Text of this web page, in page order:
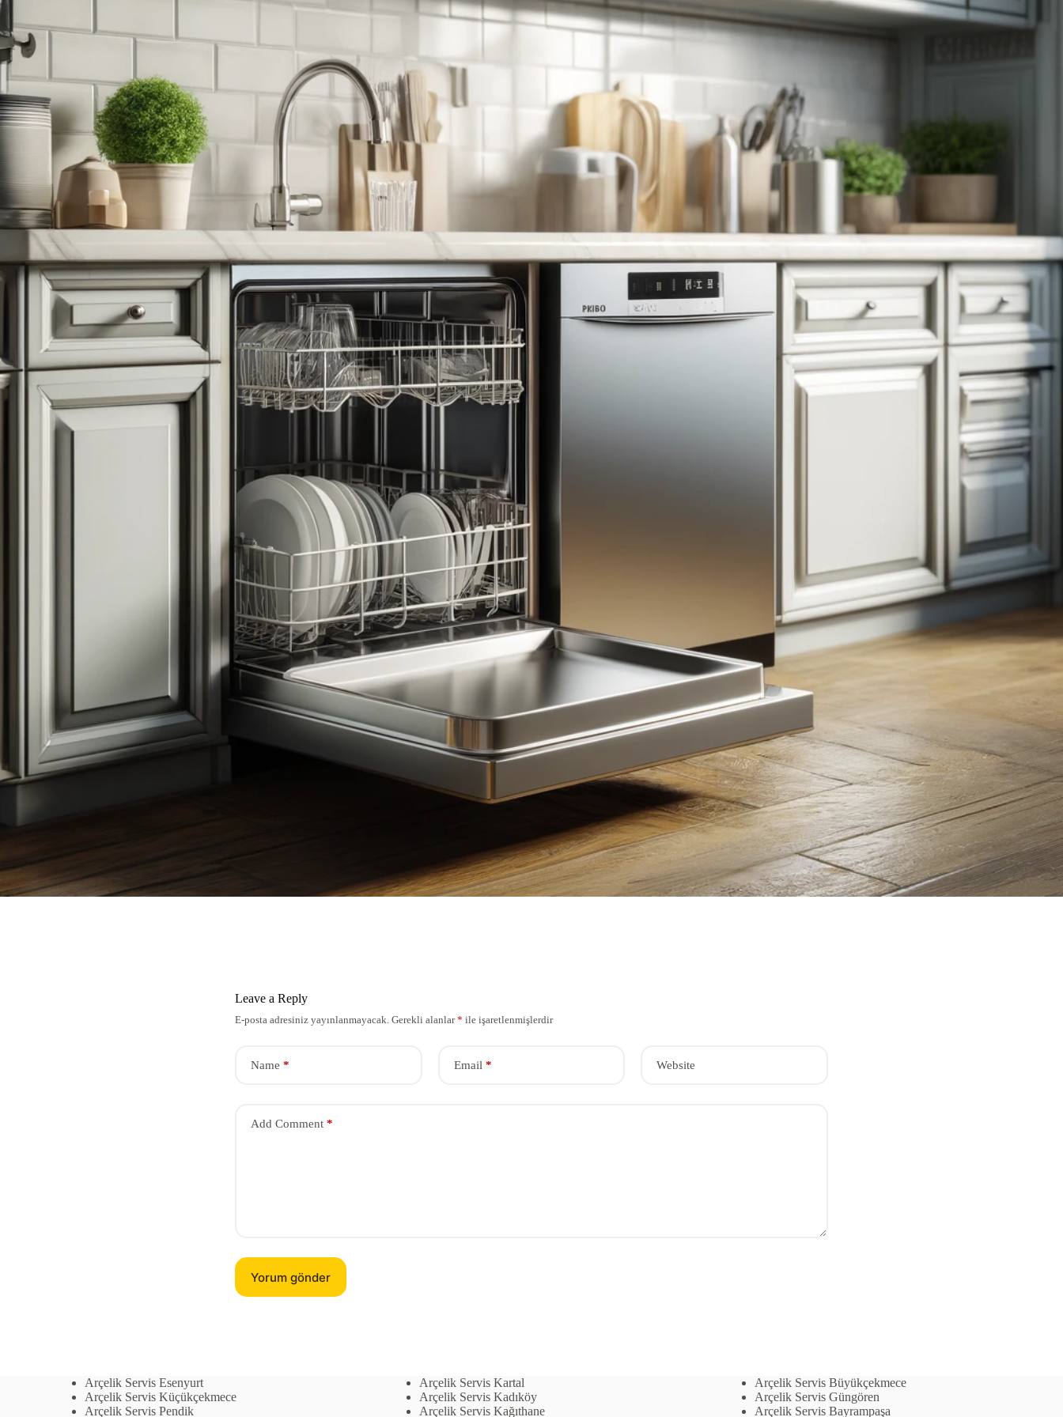
Leave a Reply
E-posta adresiniz yayınlanmayacak. Gerekli alanlar* ile işaretlenmişlerdir
Name * Email * Website
Add Comment *
Yorum gönder
Arçelik Servis Esenyurt
Arçelik Servis Küçükçekmece
Arçelik Servis Pendik
Arçelik Servis Kartal
Arçelik Servis Kadıköy
Arçelik Servis Kağıthane
Arçelik Servis Büyükçekmece
Arçelik Servis Güngören
Arçelik Servis Bayrampaşa